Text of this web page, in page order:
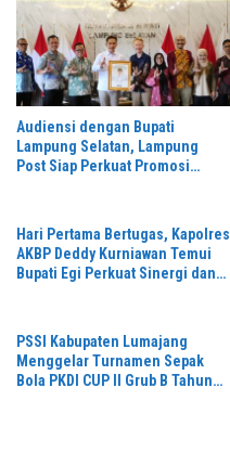
Audiensi dengan Bupati
Lampung Selatan, Lampung
Post Siap Perkuat Promosi
Hari Pertama Bertugas, Kapolres
AKBP Deddy Kurniawan Temui
Bupati Egi Perkuat Sinergi dan
PSSI Kabupaten Lumajang
Menggelar Turnamen Sepak
Bola PKDI CUP II Grub B Tahun